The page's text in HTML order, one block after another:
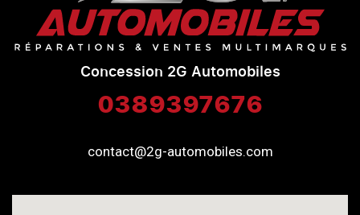
Concession 2G Automobiles
0389397676
contact@2g-automobiles.com